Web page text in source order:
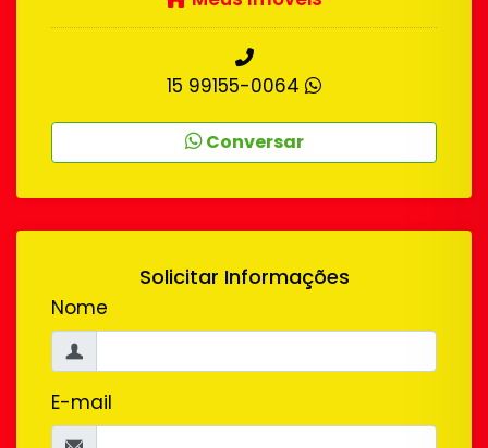
15 99155-0064
Conversar
Solicitar Informações
Nome
E-mail